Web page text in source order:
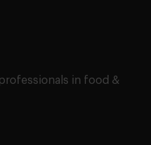
in food &